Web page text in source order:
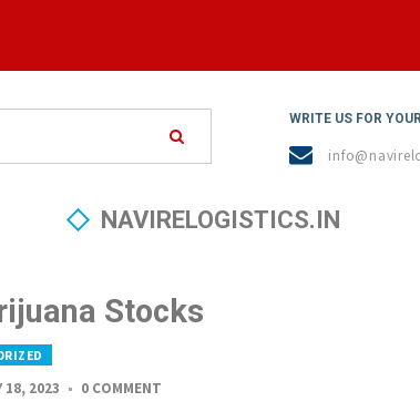
WRITE US FOR
NAVIRELOGISTICS.IN
Stocks
18, 2023 0 COMMENT